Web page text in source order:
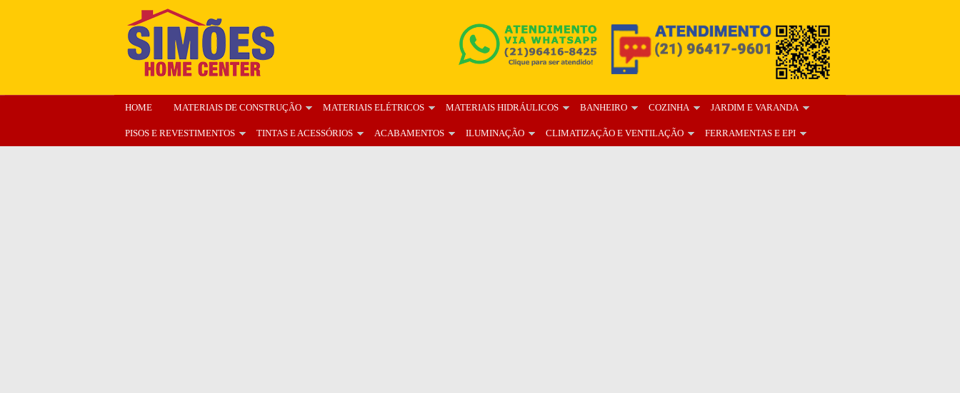
HOME MATERIAIS DE CONSTRUÇÃO MATERIAIS ELÉTRICOS MATERIAIS HIDRÁULICOS BANHEIRO COZINHA JARDIM E VARANDA
PISOS E REVESTIMENTOS TINTAS E ACESSÓRIOS ACABAMENTOS ILUMINAÇÃO CLIMATIZAÇÃO E VENTILAÇÃO FERRAMENTAS E EPI